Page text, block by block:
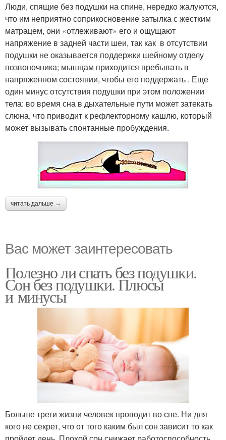
Люди, спящие без подушки на спине, нередко жалуются,
что им неприятно соприкосновение затылка с жестким
матрацем, они «отлеживают» его и ощущают
напряжение в задней части шеи, так как в отсутствии
подушки не оказывается поддержки шейному отделу
позвоночника; мышцам приходится пребывать в
напряженном состоянии, чтобы его поддержать . Еще
один минус отсутствия подушки при этом положении
тела: во время сна в дыхательные пути может затекать
слюна, что приводит к рефлекторному кашлю, который
может вызывать спонтанные пробуждения.
читать дальше →
Вас может заинтересовать
Полезно ли спать без подушки.
Сон без подушки. Плюсы
и минусы
Больше трети жизни человек проводит во сне. Ни для
кого не секрет, что от того каким был сон зависит то как